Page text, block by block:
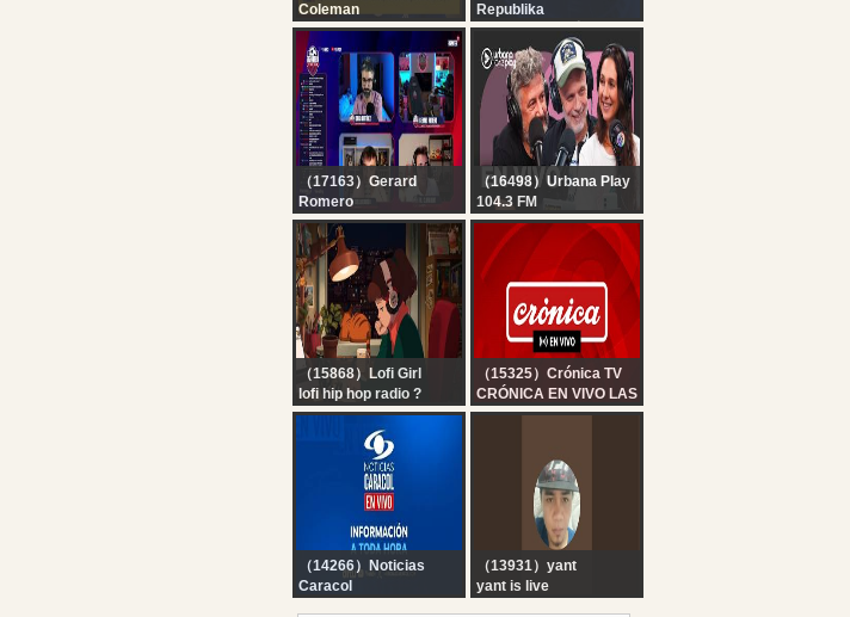
Coleman
The Downward Spiral -
Ep 156
Republika
RELACJA NA ŻYWO -
OGLĄDAJ Telewizja
Republika
（17163）Gerard
Romero
JIJANTES | RODRI
ELIGE AL BARÇA! ?
（16498）Urbana Play
104.3 FM
EN VIVO | Vuelta y
Media en URBANA
PLAY con Sebastián
Wainraich, Julieta Pink
y Pablo Fábregas
（15868）Lofi Girl
lofi hip hop radio ?
beats to relax/study to
（15325）Crónica TV
CRÓNICA EN VIVO LAS
24 HORAS
（14266）Noticias
Caracol
（13931）yant
yant is live